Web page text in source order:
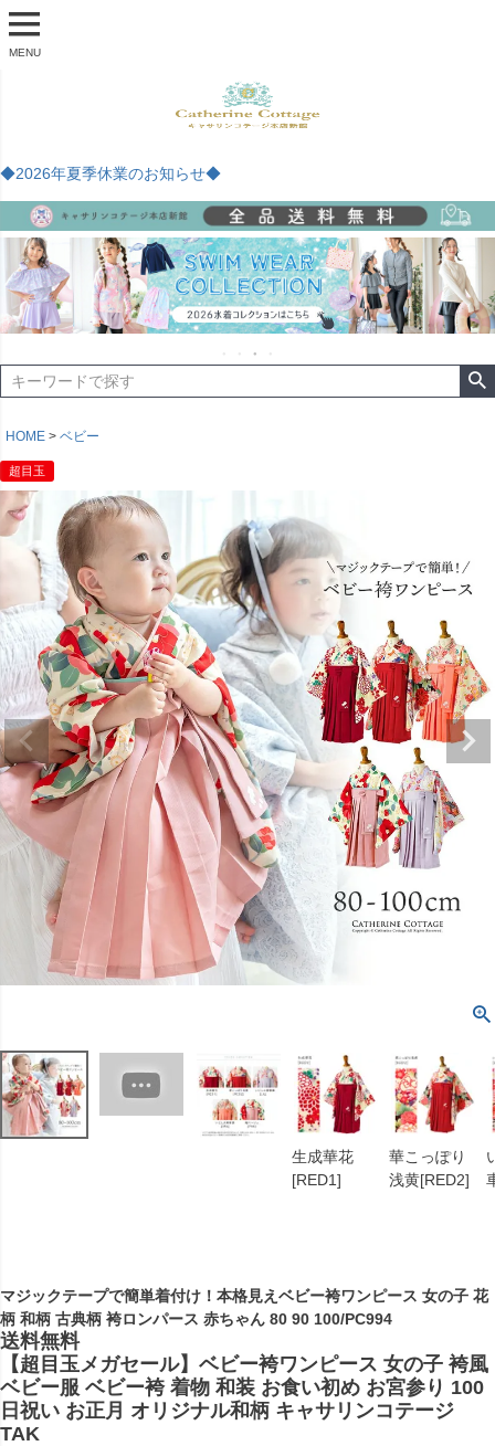
MENU
◆2026年夏季休業のお知らせ◆
HOME ベビー
超目玉
生成華花
[RED1]
華こっぽり
浅黄[RED2]
マジックテープで簡単着付け！本格見えベビー袴ワンピース 女の子 花
柄 和柄 古典柄 袴ロンパース 赤ちゃん 80 90 100/PC994
送料無料
【超目玉メガセール】ベビー袴ワンピース 女の子 袴風
ベビー服 ベビー袴 着物 和装 お食い初め お宮参り 100
日祝い お正月 オリジナル和柄 キャサリンコテージ
TAK